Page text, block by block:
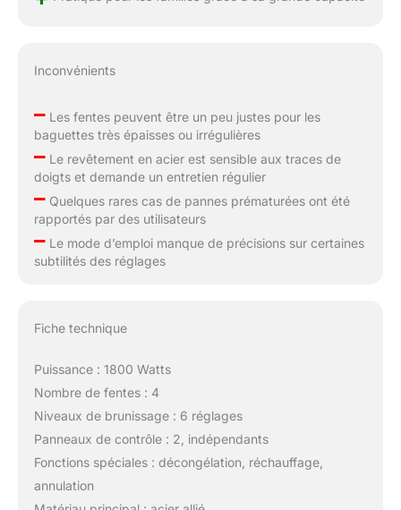
Inconvénients
–Les fentes peuvent être un peu justes pour les
baguettes très épaisses ou irrégulières
–Le revêtement en acier est sensible aux traces de
doigts et demande un entretien régulier
–Quelques rares cas de pannes prématurées ont été
rapportés par des utilisateurs
–Le mode d’emploi manque de précisions sur certaines
subtilités des réglages
Fiche technique
Puissance : 1800 Watts
Nombre de fentes : 4
Niveaux de brunissage : 6 réglages
Panneaux de contrôle : 2, indépendants
Fonctions spéciales : décongélation, réchauffage,
annulation